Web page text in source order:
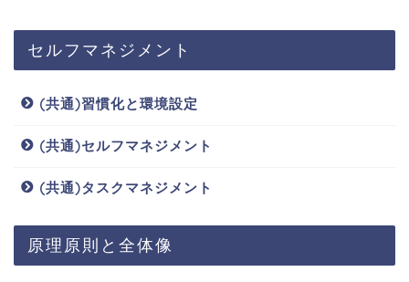
セルフマネジメント
(共通)習慣化と環境設定
(共通)セルフマネジメント
(共通)タスクマネジメント
原理原則と全体像